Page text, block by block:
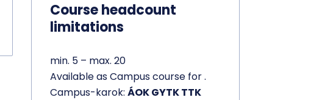
Course headcount
limitations
min. 5 – max. 20
Available as Campus course for .
Campus-karok: ÁOK GYTK TTK